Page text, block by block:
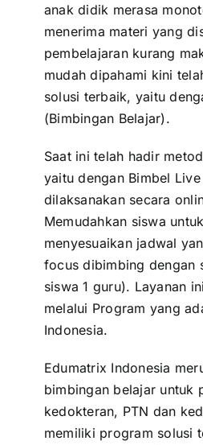
anak didik merasa
menerima materi yang
pembelajaran kurang
mudah dipahami kini
solusi terbaik, yaitu
(Bimbingan Belajar).
Saat ini telah hadir
yaitu dengan Bimbel
dilaksanakan secara
Memudahkan siswa
menyesuaikan jadwal
focus dibimbing dengan
siswa 1 guru). Layanan
melalui Program yang
Indonesia.
Edumatrix Indonesia
bimbingan belajar untuk
kedokteran, PTN dan
memiliki program solusi